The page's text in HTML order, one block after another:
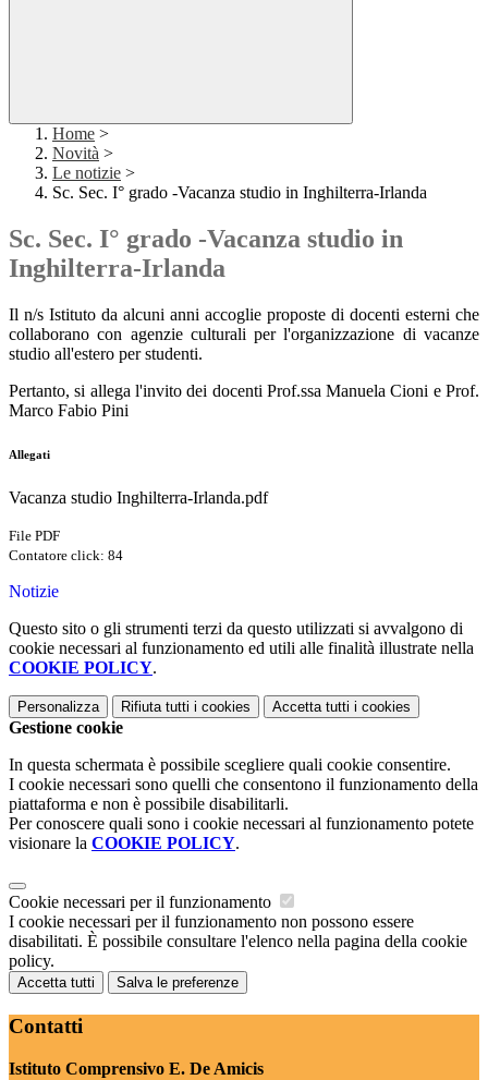
Home >
Novità >
Le notizie >
Sc. Sec. I° grado -Vacanza studio in Inghilterra-Irlanda
Sc. Sec. I° grado -Vacanza studio in
Inghilterra-Irlanda
Il n/s Istituto da alcuni anni accoglie proposte di docenti esterni che
collaborano con agenzie culturali per l'organizzazione di vacanze
studio all'estero per studenti.
Pertanto, si allega l'invito dei docenti Prof.ssa Manuela Cioni e Prof.
Marco Fabio Pini
Allegati
Vacanza studio Inghilterra-Irlanda.pdf
File PDF
Contatore click: 84
Notizie
Questo sito o gli strumenti terzi da questo utilizzati si avvalgono di
cookie necessari al funzionamento ed utili alle finalità illustrate nella
COOKIE POLICY.
Personalizza Rifiuta tutti i cookies Accetta tutti i cookies
Gestione cookie
In questa schermata è possibile scegliere quali cookie consentire.
I cookie necessari sono quelli che consentono il funzionamento della
piattaforma e non è possibile disabilitarli.
Per conoscere quali sono i cookie necessari al funzionamento potete
visionare la COOKIE POLICY.
Cookie necessari per il funzionamento
I cookie necessari per il funzionamento non possono essere
disabilitati. È possibile consultare l'elenco nella pagina della cookie
policy.
Accetta tutti Salva le preferenze
Contatti
Istituto Comprensivo E. De Amicis